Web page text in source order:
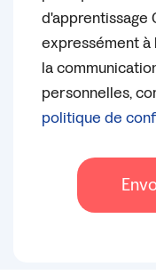
d'apprentissage
expressément à
la
personnelles,
politique de